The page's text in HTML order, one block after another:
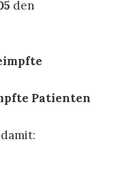
den
Patienten